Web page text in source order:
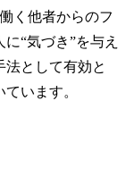
く他者からのフ
“気づき”を与え
法として有効と
います。